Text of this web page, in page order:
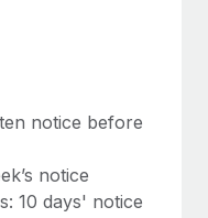
Gusto- en Xero-
Plus
soorten bedrijven
notice before
notice
10 days' notice